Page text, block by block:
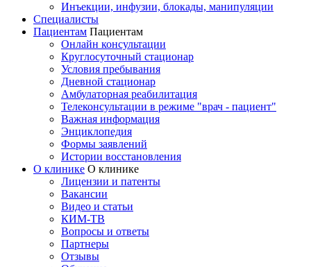
Инъекции, инфузии, блокады, манипуляции
Специалисты
Пациентам Пациентам
Онлайн консультации
Круглосуточный стационар
Условия пребывания
Дневной стационар
Амбулаторная реабилитация
Телеконсультации в режиме "врач - пациент"
Важная информация
Энциклопедия
Формы заявлений
Истории восстановления
О клинике О клинике
Лицензии и патенты
Вакансии
Видео и статьи
КИМ-ТВ
Вопросы и ответы
Партнеры
Отзывы